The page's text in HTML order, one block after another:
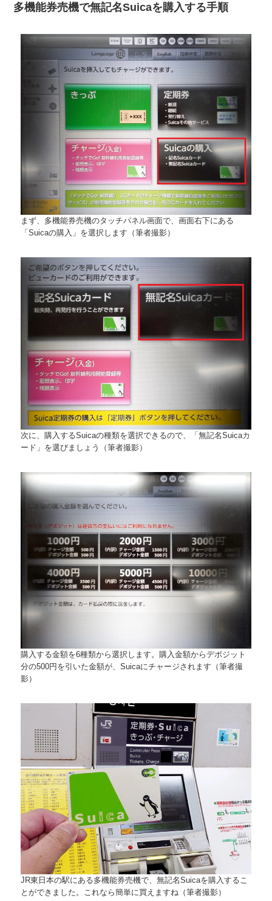
多機能券売機で無記名Suicaを購入する手順
まず、多機能券売機のタッチパネル画面で、画面右下にある
「Suicaの購入」を選択します（筆者撮影）
次に、購入するSuicaの種類を選択できるので、「無記名Suicaカ
ード」を選びましょう（筆者撮影）
購入する金額を6種類から選択します。購入金額からデポジット
分の500円を引いた金額が、Suicaにチャージされます（筆者撮
影）
JR東日本の駅にある多機能券売機で、無記名Suicaを購入するこ
とができました。これなら簡単に買えますね（筆者撮影）